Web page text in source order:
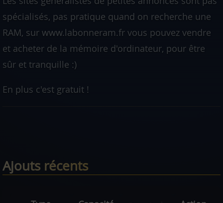
spécialisés, pas pratique quand on recherche une
RAM, sur www.labonneram.fr vous pouvez vendre
et acheter de la mémoire d'ordinateur, pour être
sûr et tranquille :)
En plus c'est gratuit !
Ajouts récents